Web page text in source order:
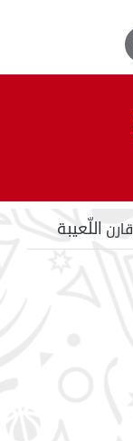
قارن اللّعيبة